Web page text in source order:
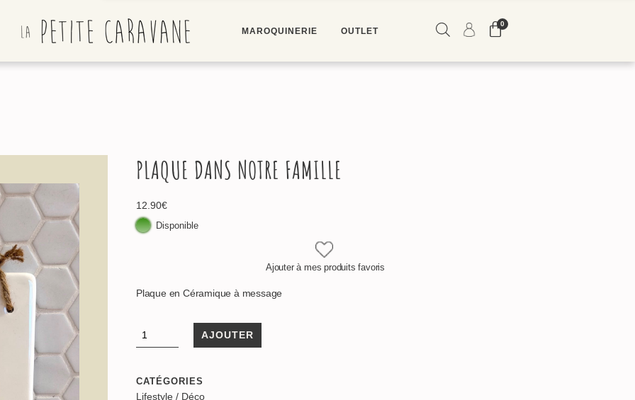
MAROQUINERIE OUTLET
0
PLAQUE DANS NOTRE FAMILLE
12.90€
Disponible
Ajouter à mes produits favoris
Plaque en Céramique à message
AJOUTER
CATÉGORIES
Lifestyle / Déco